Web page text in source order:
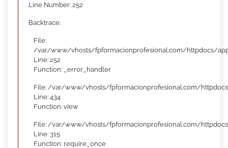
Line Number: 252
Backtrace:
File:
/var/www/vhosts/fpformacionprofesional.com/httpdocs/
Line: 252
Function: _error_handler
File: /var/www/vhosts/fpformacionprofesional.com/
Line: 434
Function: view
File: /var/www/vhosts/fpformacionprofesional.com/
Line: 315
Function: require_once